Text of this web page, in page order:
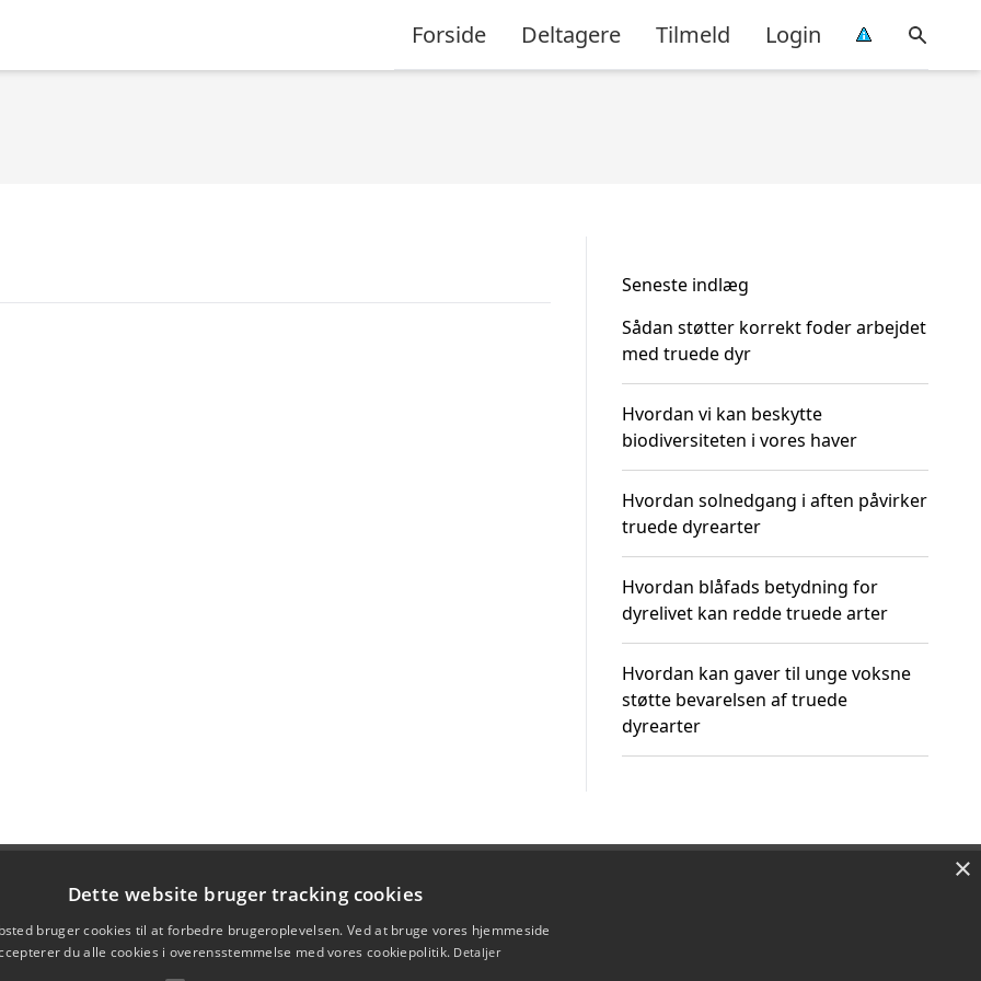
Forside Deltagere Tilmeld Login
Seneste indlæg
Sådan støtter korrekt foder arbejdet
med truede dyr
Hvordan vi kan beskytte
biodiversiteten i vores haver
Hvordan solnedgang i aften påvirker
truede dyrearter
Hvordan blåfads betydning for
dyrelivet kan redde truede arter
Hvordan kan gaver til unge voksne
støtte bevarelsen af truede
dyrearter
×
Dette website bruger tracking cookies
bruger cookies til at forbedre brugeroplevelsen. Ved at bruge vores hjemmeside
du alle cookies i overensstemmelse med vores cookiepolitik. Detaljer